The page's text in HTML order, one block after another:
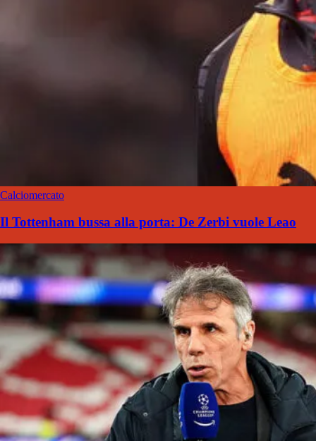
Calciomercato
Il Tottenham bussa alla porta: De Zerbi vuole Leao